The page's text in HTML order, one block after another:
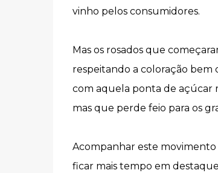
vinho pelos consumidores.
Mas os rosados que
respeitando a coloração bem
com aquela ponta de açúcar
mas que perde feio para os
Acompanhar este
ficar mais tempo em